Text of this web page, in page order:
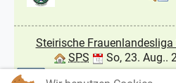
Steirische
SPS
So, 23. Aug..
USV Signal Girls
-:-